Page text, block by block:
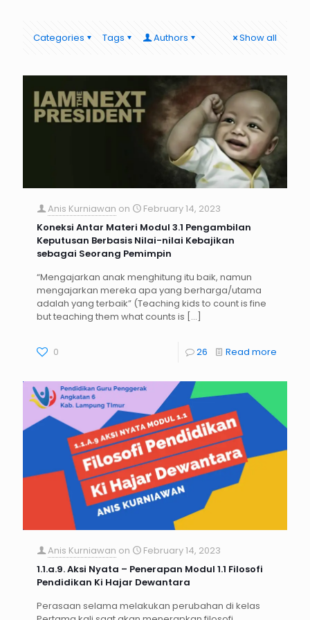
Categories Tags Authors Show all
Anis Kurniawan on
February 14, 2023
Koneksi Antar Materi Modul 3.1 Pengambilan
Keputusan Berbasis Nilai-nilai Kebajikan
sebagai Seorang Pemimpin
“Mengajarkan anak menghitung itu baik, namun
mengajarkan mereka apa yang berharga/utama
adalah yang terbaik” (Teaching kids to count is fine
but teaching them what counts is […]
0 26 Read more
Anis Kurniawan on
February 14, 2023
1.1.a.9. Aksi Nyata – Penerapan Modul 1.1 Filosofi
Pendidikan Ki Hajar Dewantara
Perasaan selama melakukan perubahan di kelas